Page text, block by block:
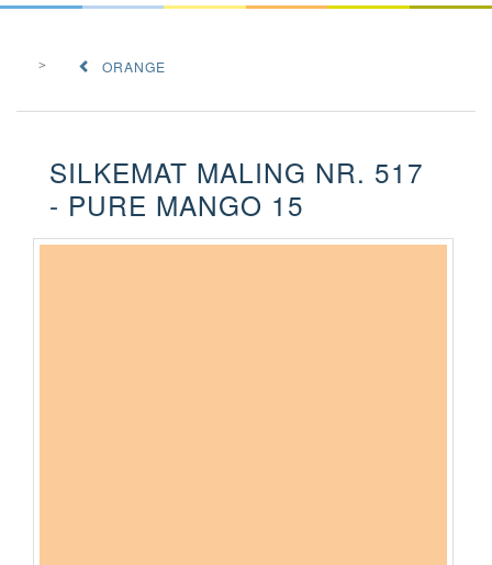
ORANGE
SILKEMAT MALING NR. 517
- PURE MANGO 15